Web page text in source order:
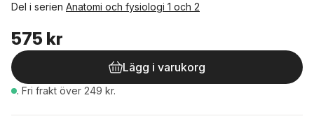
Del i serien Anatomi och fysiologi 1 och 2
575 kr
Lägg i varukorg
. Fri frakt över 249 kr.